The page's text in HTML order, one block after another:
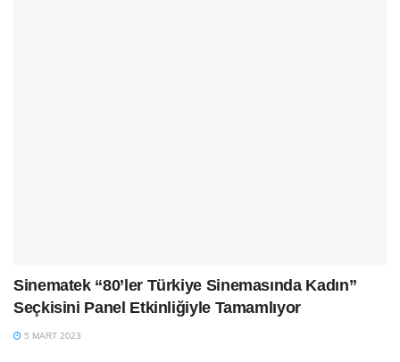
Sinematek “80’ler Türkiye Sinemasında Kadın”
Seçkisini Panel Etkinliğiyle Tamamlıyor
5 MART 2023